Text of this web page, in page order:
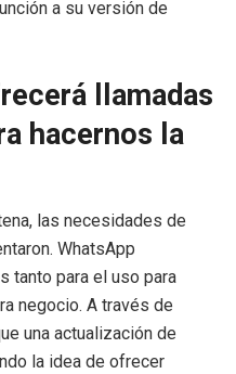
a su versión de
llamadas
hacernos la
las necesidades de
WhatsApp
tanto para el uso para
negocio. A través de
una actualización de
la idea de ofrecer